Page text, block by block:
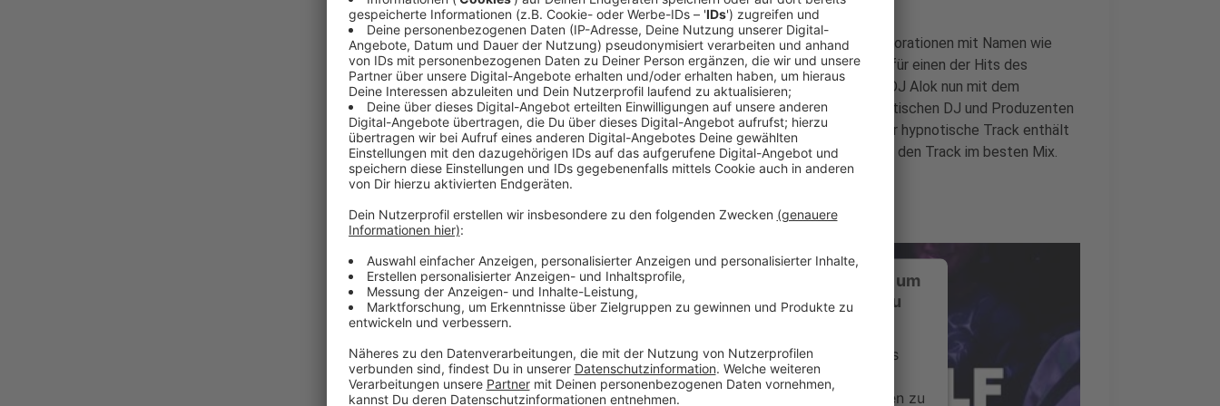
Von über 20 Millionen monatlichen Hörern bis hin zu großen Kollaborationen mit Namen wie
John Legend, Jason Derulo, Steve Aoki und kürzlich mit Ella Eyre für einen der Hits des
Sommers "Deep Down", schließt sich Brasiliens größter Künstler DJ Alok nun mit dem
britischen Singer-Songwriter-Superstar Ellie Goulding und dem britischen DJ und Produzenten
Sigala zusammen, um den Sound von "All by Myself" zu liefern. Der hypnotische Track enthält
das Sample von Depeche Modes "Enjoy The Silence". Hier hört ihr den Track im besten Mix.
Anzeige
Wir benötigen Ihre Zustimmung, um
den YouTube Video-Service zu
Wir verwenden einen Service eines
Drittanbieters, um Videoinhalte
einzubetten. Dieser Service kann Daten zu